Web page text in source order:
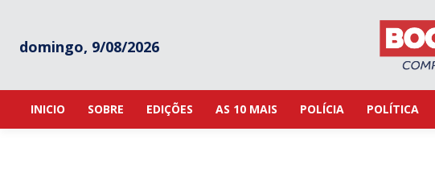
domingo, 9/08/2026
INICIO SOBRE EDIÇÕES AS 10 MAIS POLÍCIA POLÍTICA